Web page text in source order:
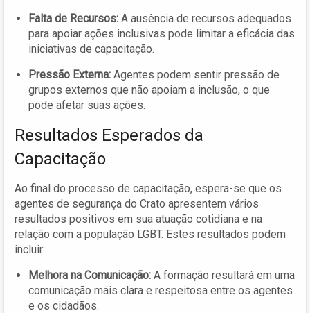
Falta de Recursos: A ausência de recursos adequados
para apoiar ações inclusivas pode limitar a eficácia das
iniciativas de capacitação.
Pressão Externa: Agentes podem sentir pressão de
grupos externos que não apoiam a inclusão, o que
pode afetar suas ações.
Resultados Esperados da
Capacitação
Ao final do processo de capacitação, espera-se que os
agentes de segurança do Crato apresentem vários
resultados positivos em sua atuação cotidiana e na
relação com a população LGBT. Estes resultados podem
incluir:
Melhora na Comunicação: A formação resultará em uma
comunicação mais clara e respeitosa entre os agentes
e os cidadãos.